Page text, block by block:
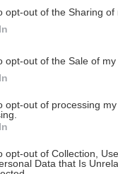
opt-out of the Sharing of
opt-out of the Sale of my
opt-out of processing
opt-out of Collection,
Data that Is
Καλφόπουλου ή
την
του
φίλους στο
στην
αφηγητής,